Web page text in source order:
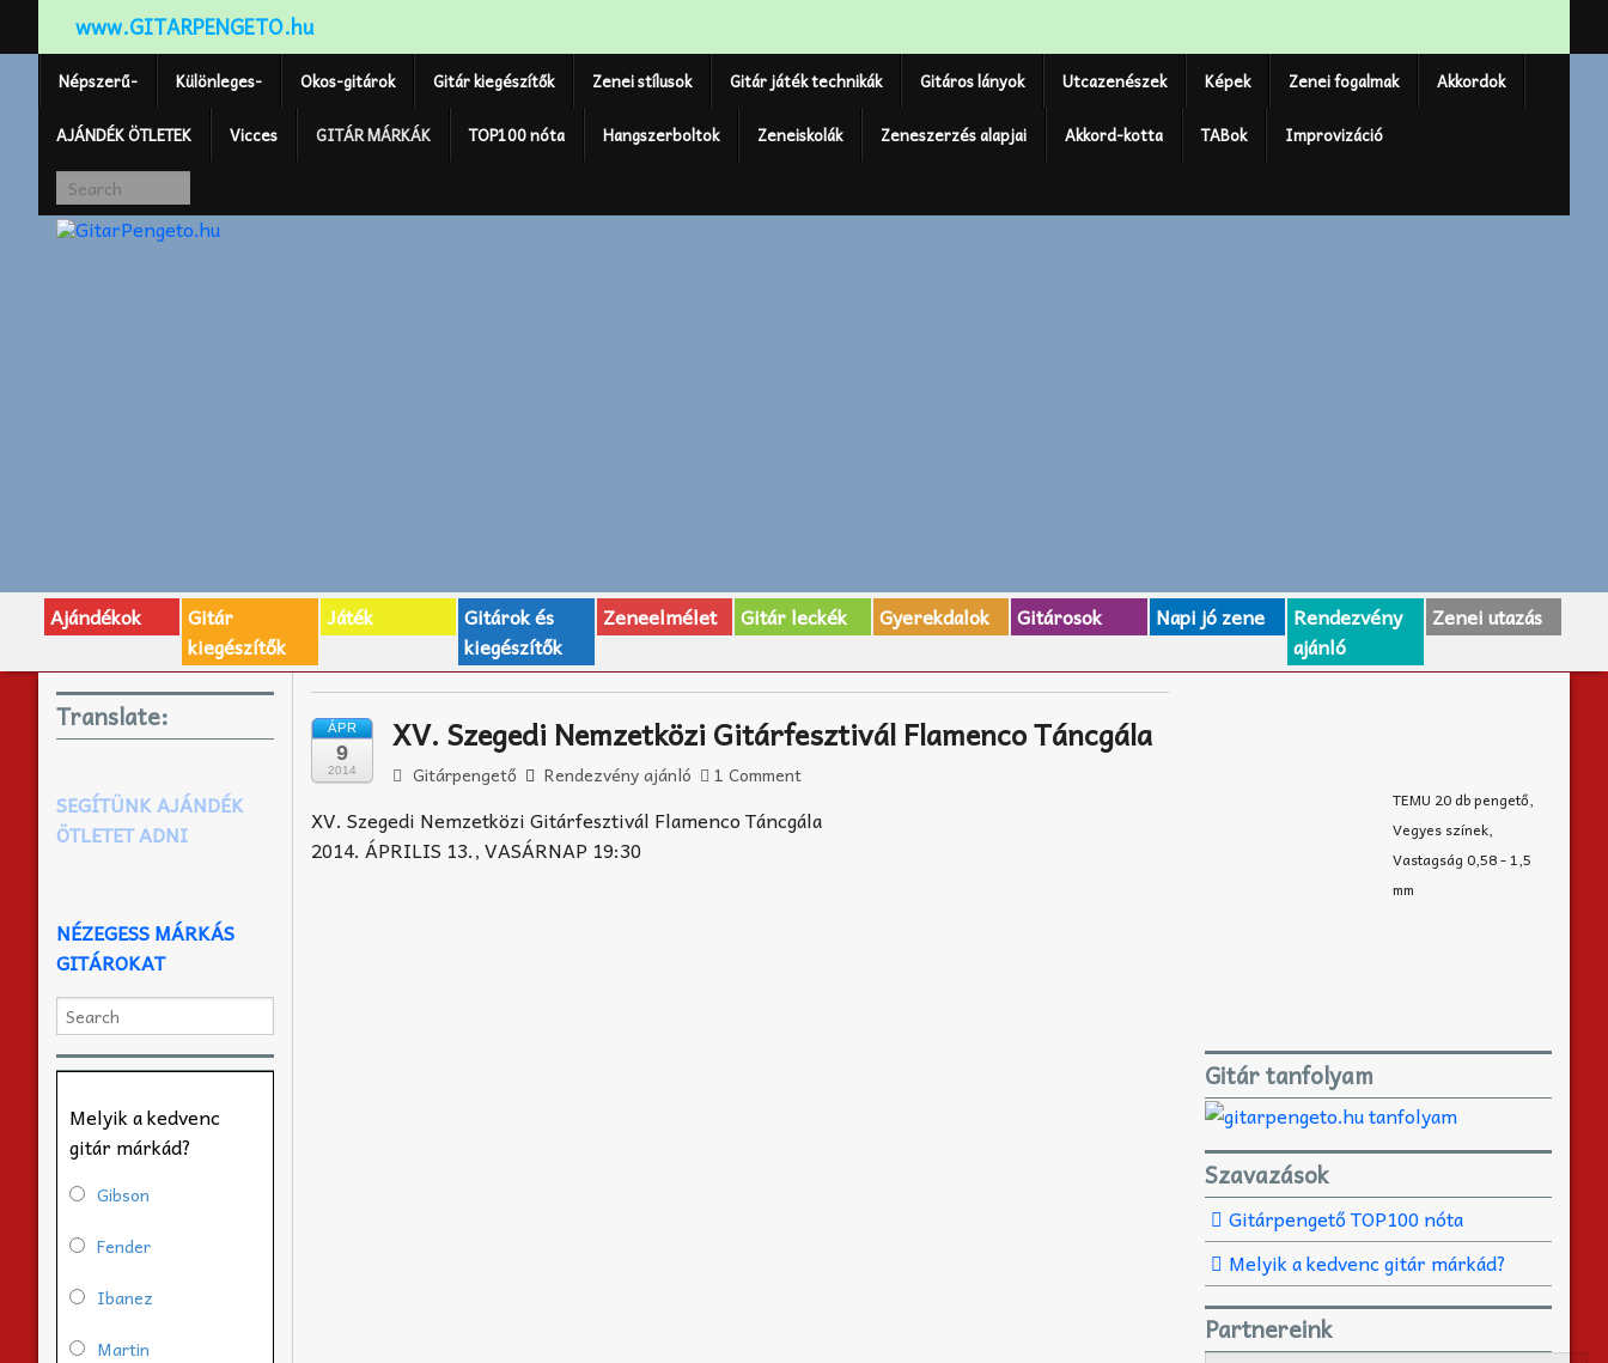
www.GITARPENGETO.hu
Népszerű- Különleges- Okos-gitárok Gitár kiegészítők Zenei stílusok Gitár játék technikák Gitáros lányok Utcazenészek Képek Zenei fogalmak Akkordok
AJÁNDÉK ÖTLETEK Vicces GITÁR MÁRKÁK TOP100 nóta Hangszerboltok Zeneiskolák Zeneszerzés alapjai Akkord-kotta TABok Improvizáció
Ajándékok
Gitár
kiegészítők
Játék
Gitárok és
kiegészítők
Zeneelmélet Gitár leckék Gyerekdalok Gitárosok Napi jó zene
Rendezvény
ajánló
Zenei utazás
ÁPR
9
2014
XV. Szegedi Nemzetközi Gitárfesztivál Flamenco Táncgála
Gitárpengető Rendezvény ajánló 1 Comment
XV. Szegedi Nemzetközi Gitárfesztivál Flamenco Táncgála
2014. ÁPRILIS 13., VASÁRNAP 19:30
Translate:
SEGÍTÜNK AJÁNDÉK
ÖTLETET ADNI
NÉZEGESS MÁRKÁS
GITÁROKAT
Melyik a kedvenc
gitár márkád?
Gibson
Fender
Ibanez
Martin
TEMU 20 db pengető,
Vegyes színek,
Vastagság 0,58 - 1,5
mm
Gitár tanfolyam
Szavazások
Gitárpengető TOP100 nóta
Melyik a kedvenc gitár márkád?
Partnereink